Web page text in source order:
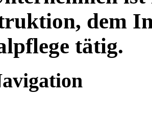
dem
tätig.